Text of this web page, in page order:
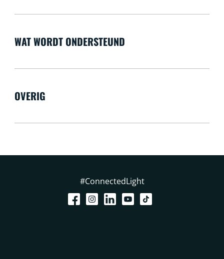
WAT WORDT ONDERSTEUND
OVERIG
#ConnectedLight